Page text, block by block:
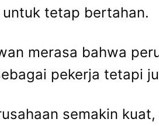
tetap bertahan.
merasa bahwa
pekerja tetapi
semakin